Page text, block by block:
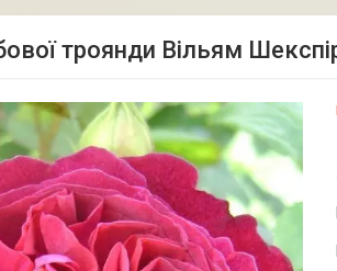
троянди Вільям